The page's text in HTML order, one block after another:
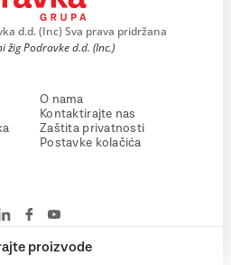
proizvode
d.d. (Inc) Sva prava pridržana
Podravke d.d. (Inc.)
O nama
Kontaktirajte nas
Zaštita privatnosti
Postavke kolačića